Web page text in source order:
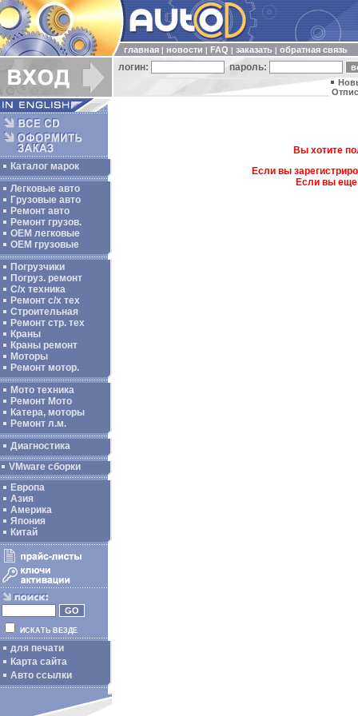
главная новости FAQ заказать обратная связь
логин: пароль:
Каталог марок
Легковые авто
Грузовые авто
Ремонт авто
Ремонт грузов.
ОЕМ легковые
OEM грузовые
Погрузчики
Погруз. ремонт
С/х техника
Ремонт с/х тех
Строительная
Ремонт стр. тех
Краны
Краны ремонт
Моторы
Ремонт мотор.
Мото техника
Ремонт Мото
Катера, моторы
Ремонт л.м.
Диагностика
VMware сборки
Европа
Азия
Америка
Япония
Китай
ИСКАТЬ ВЕЗДЕ
для печати
Карта сайта
Авто ссылки
Вы хотите
Если вы
Если вы еще